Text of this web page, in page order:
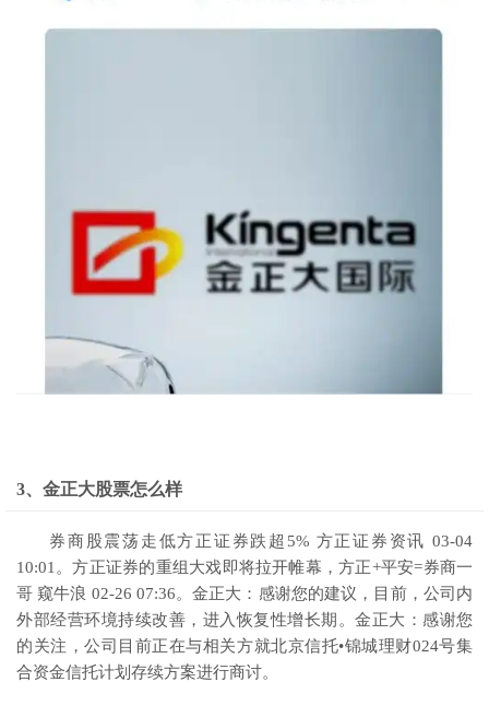
3、金正大股票怎么样
券商股震荡走低方正证券跌超5% 方正证券资讯 03-04
10:01。方正证券的重组大戏即将拉开帷幕，方正+平安=券商一
哥 窥牛浪 02-26 07:36。金正大：感谢您的建议，目前，公司内
外部经营环境持续改善，进入恢复性增长期。金正大：感谢您
的关注，公司目前正在与相关方就北京信托•锦城理财024号集
合资金信托计划存续方案进行商讨。